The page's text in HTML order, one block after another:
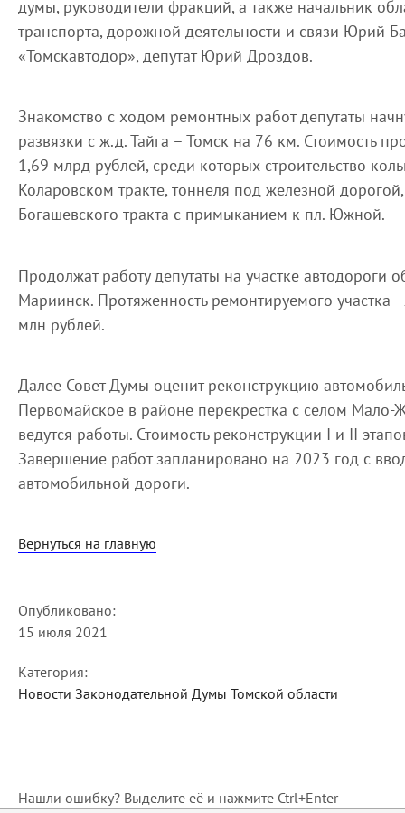
думы, руководители фракций, а также начальник
транспорта, дорожной деятельности и связи Юрий
«Томскавтодор», депутат Юрий Дроздов.
Знакомство с ходом ремонтных работ депутаты
развязки с ж.д. Тайга – Томск на 76 км. Стоимость
1,69 млрд рублей, среди которых строительство
Коларовском тракте, тоннеля под железной
Богашевского тракта с примыканием к пл. Южной.
Продолжат работу депутаты на участке автодороги
Мариинск. Протяженность ремонтируемого участка
млн рублей.
Далее Совет Думы оценит реконструкцию
Первомайское в районе перекрестка с селом
ведутся работы. Стоимость реконструкции I и II
Завершение работ запланировано на 2023 год с
автомобильной дороги.
Вернуться на главную
Опубликовано:
15 июля 2021
Категория:
Новости Законодательной Думы Томской области
Нашли ошибку? Выделите её и нажмите Ctrl+Enter